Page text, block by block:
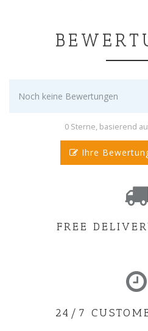
Noch keine Bewertungen
0 Sterne, basierend
Ihre
FREE
24/7